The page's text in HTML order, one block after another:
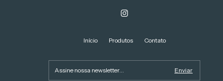
Início Produtos Contato